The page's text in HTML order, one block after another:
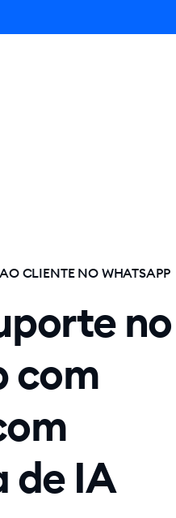
CLIENTE NO WHATSAPP
no
com
de IA